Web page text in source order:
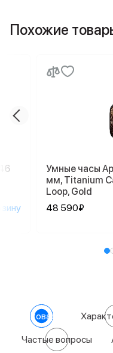
Похожие
Умные часы
мм, Titanium
Loop, Gold
48 590₽
О товаре
Частые вопросы